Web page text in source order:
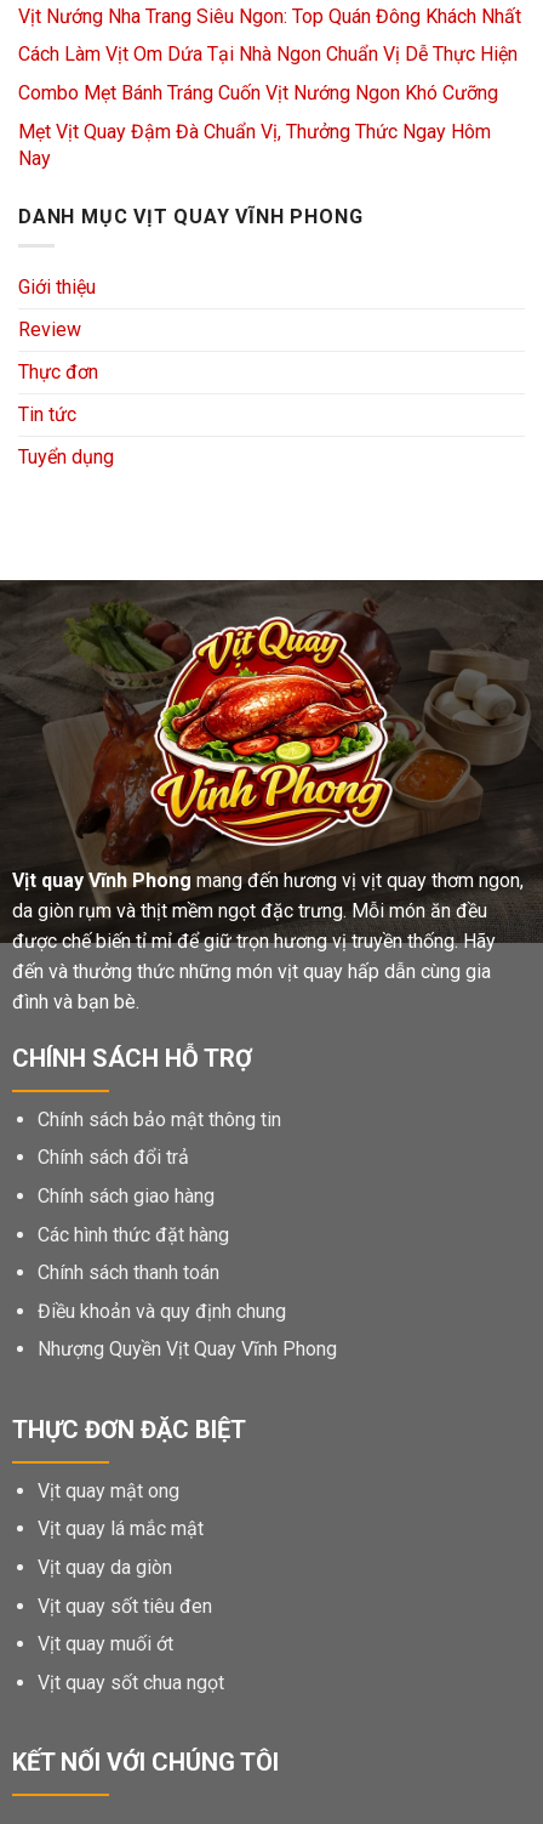
Vịt Nướng Nha Trang Siêu Ngon: Top Quán Đông Khách Nhất
Cách Làm Vịt Om Dứa Tại Nhà Ngon Chuẩn Vị Dễ Thực Hiện
Combo Mẹt Bánh Tráng Cuốn Vịt Nướng Ngon Khó Cưỡng
Mẹt Vịt Quay Đậm Đà Chuẩn Vị, Thưởng Thức Ngay Hôm
Nay
DANH MỤC VỊT QUAY VĨNH PHONG
Giới thiệu
Review
Thực đơn
Tin tức
Tuyển dụng
Vịt quay Vĩnh Phong mang đến hương vị vịt quay thơm ngon,
da giòn rụm và thịt mềm ngọt đặc trưng. Mỗi món ăn đều
được chế biến tỉ mỉ để giữ trọn hương vị truyền thống. Hãy
đến và thưởng thức những món vịt quay hấp dẫn cùng gia
đình và bạn bè.
CHÍNH SÁCH HỖ TRỢ
Chính sách bảo mật thông tin
Chính sách đổi trả
Chính sách giao hàng
Các hình thức đặt hàng
Chính sách thanh toán
Điều khoản và quy định chung
Nhượng Quyền Vịt Quay Vĩnh Phong
THỰC ĐƠN ĐẶC BIỆT
Vịt quay mật ong
Vịt quay lá mắc mật
Vịt quay da giòn
Vịt quay sốt tiêu đen
Vịt quay muối ớt
Vịt quay sốt chua ngọt
KẾT NỐI VỚI CHÚNG TÔI